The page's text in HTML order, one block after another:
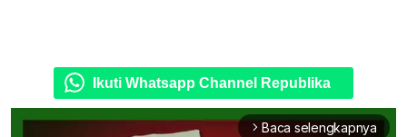
Ikuti Whatsapp Channel Republika
arrow_forward_ios Baca selengkapnya